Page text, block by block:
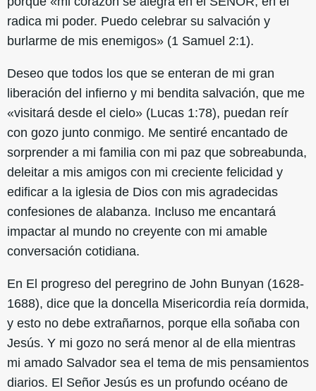
radica mi poder. Puedo celebrar su salvación y
burlarme de mis enemigos» (1 Samuel 2:1).
Deseo que todos los que se enteran de mi gran
liberación del infierno y mi bendita salvación, que me
«visitará desde el cielo» (Lucas 1:78), puedan reír
con gozo junto conmigo. Me sentiré encantado de
sorprender a mi familia con mi paz que sobreabunda,
deleitar a mis amigos con mi creciente felicidad y
edificar a la iglesia de Dios con mis agradecidas
confesiones de alabanza. Incluso me encantará
impactar al mundo no creyente con mi amable
conversación cotidiana.
En El progreso del peregrino de John Bunyan (1628-
1688), dice que la doncella Misericordia reía dormida,
y esto no debe extrañarnos, porque ella soñaba con
Jesús. Y mi gozo no será menor al de ella mientras
mi amado Salvador sea el tema de mis pensamientos
diarios. El Señor Jesús es un profundo océano de